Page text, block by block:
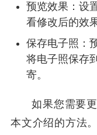
预览效果：设
看修改后的效果
保存电子照：
将电子照保存
寄。
如果您需要
本文介绍的方法